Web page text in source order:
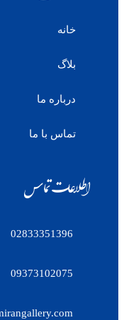
خانه
بلاگ
درباره ما
تماس با ما
اطلاعات تماس
02833351396
09373102075